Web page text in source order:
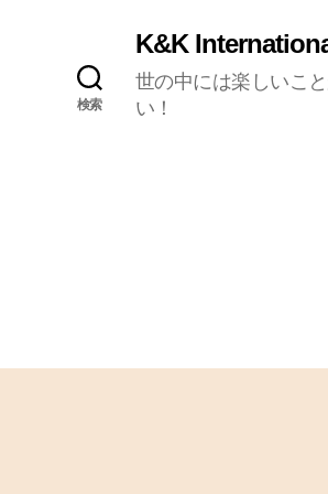
検索
K&K
世の中には楽しいこ
い！